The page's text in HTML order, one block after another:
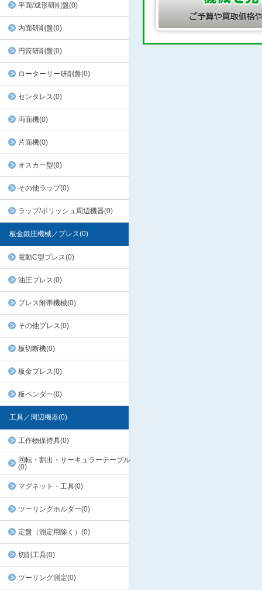
平面/成形研削盤(0)
内面研削盤(0)
円筒研削盤(0)
ローターリー研削盤(0)
センタレス(0)
両面機(0)
片面機(0)
オスカー型(0)
その他ラップ(0)
ラップ/ポリッシュ周辺機器(0)
板金鍛圧機械／プレス(0)
電動C型プレス(0)
油圧プレス(0)
プレス附帯機械(0)
その他プレス(0)
板切断機(0)
板金プレス(0)
板ベンダー(0)
工具／周辺機器(0)
工作物保持具(0)
回転・割出・サーキュラーテーブル
(0)
マグネット・工具(0)
ツーリングホルダー(0)
定盤（測定用除く）(0)
切削工具(0)
ツーリング測定(0)